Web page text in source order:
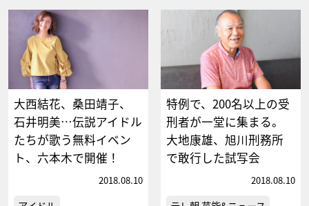
大西結花、桑田靖子、
石井明美…伝説アイドル
たちが歌う無料イベン
ト、六本木で開催！
2018.08.10
特例で、200名以上の受
刑者が一堂に集まる。
大地康雄、旭川刑務所
で敢行した試写会
2018.08.10